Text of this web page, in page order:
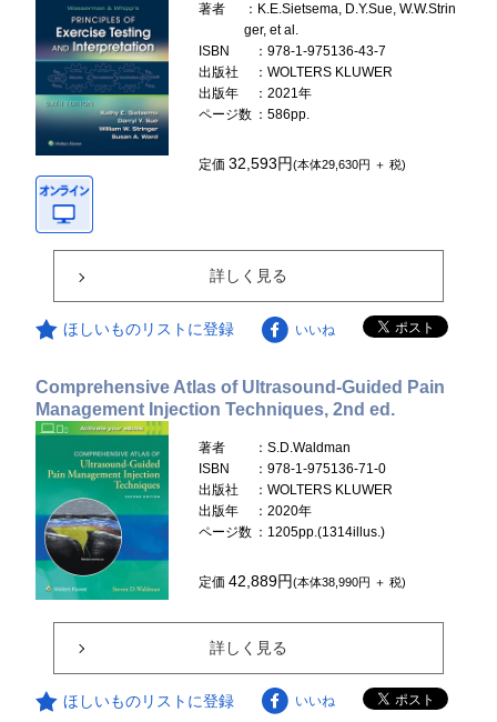
著者
：K.E.Sietsema, D.Y.Sue, W.W.Strin
ger, et al.
ISBN
：978-1-975136-43-7
出版社
：WOLTERS KLUWER
出版年
：2021年
ページ数 ：586pp.
定価32,593円(本体29,630円 ＋ 税)
詳しく見る
ほしいものリストに登録 いいね
Comprehensive Atlas of Ultrasound-Guided Pain
Management Injection Techniques, 2nd ed.
著者
：S.D.Waldman
ISBN
：978-1-975136-71-0
出版社
：WOLTERS KLUWER
出版年
：2020年
ページ数 ：1205pp.(1314illus.)
定価42,889円(本体38,990円 ＋ 税)
詳しく見る
ほしいものリストに登録 いいね